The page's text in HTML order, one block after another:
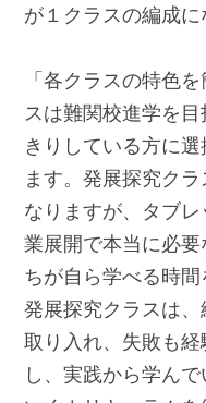
が１クラスの編成に
「各クラスの特色
スは難関校進学を
きりしている方に
ます。発展探究ク
なりますが、タブ
業展開で本当に必
ちが自ら学べる時間
発展探究クラスは
取り入れ、失敗も
し、実践から学ん